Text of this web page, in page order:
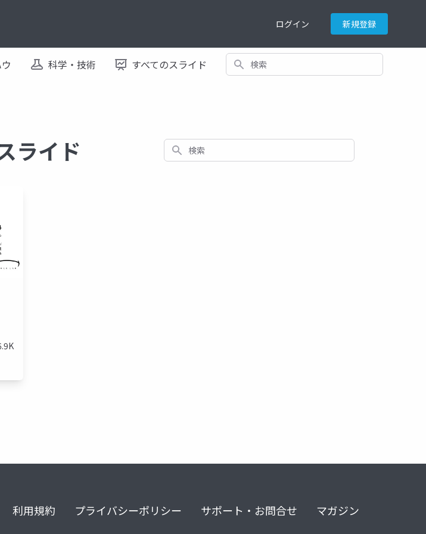
ログイン 新規登録
科学・技術 すべてのスライド 検索
ライド 検索
利用規約 プライバシーポリシー サポート・お問合せ マガジン